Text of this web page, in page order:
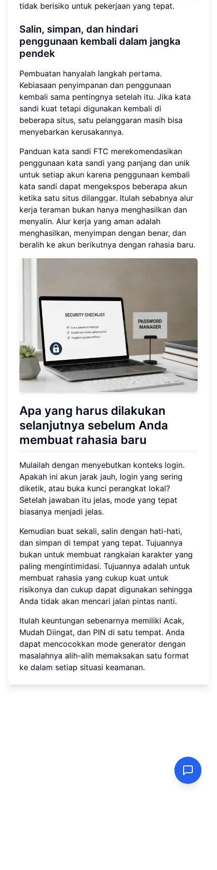
tidak berisiko untuk pekerjaan yang tepat.
Salin, simpan, dan hindari
penggunaan kembali dalam jangka
pendek
Pembuatan hanyalah langkah pertama.
Kebiasaan penyimpanan dan penggunaan
kembali sama pentingnya setelah itu. Jika kata
sandi kuat tetapi digunakan kembali di
beberapa situs, satu pelanggaran masih bisa
menyebarkan kerusakannya.
Panduan kata sandi FTC merekomendasikan
penggunaan kata sandi yang panjang dan unik
untuk setiap akun karena penggunaan kembali
kata sandi dapat mengekspos beberapa akun
ketika satu situs dilanggar. Itulah sebabnya alur
kerja teraman bukan hanya menghasilkan dan
menyalin. Alur kerja yang aman adalah
menghasilkan, menyimpan dengan benar, dan
beralih ke akun berikutnya dengan rahasia baru.
Apa yang harus dilakukan
selanjutnya sebelum Anda
membuat rahasia baru
Mulailah dengan menyebutkan konteks login.
Apakah ini akun jarak jauh, login yang sering
diketik, atau buka kunci perangkat lokal?
Setelah jawaban itu jelas, mode yang tepat
biasanya menjadi jelas.
Kemudian buat sekali, salin dengan hati-hati,
dan simpan di tempat yang tepat. Tujuannya
bukan untuk membuat rangkaian karakter yang
paling mengintimidasi. Tujuannya adalah untuk
membuat rahasia yang cukup kuat untuk
risikonya dan cukup dapat digunakan sehingga
Anda tidak akan mencari jalan pintas nanti.
Itulah keuntungan sebenarnya memiliki Acak,
Mudah Diingat, dan PIN di satu tempat. Anda
dapat mencocokkan mode generator dengan
masalahnya alih-alih memaksakan satu format
ke dalam setiap situasi keamanan.